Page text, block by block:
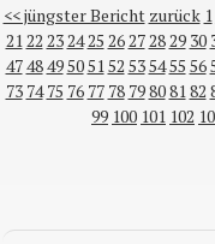
<< jüngster Bericht zurück 1
2122 232425 26272829 30
474849505152 535455 56
73 74 75 76 77 78 79808182
99 100 101 102